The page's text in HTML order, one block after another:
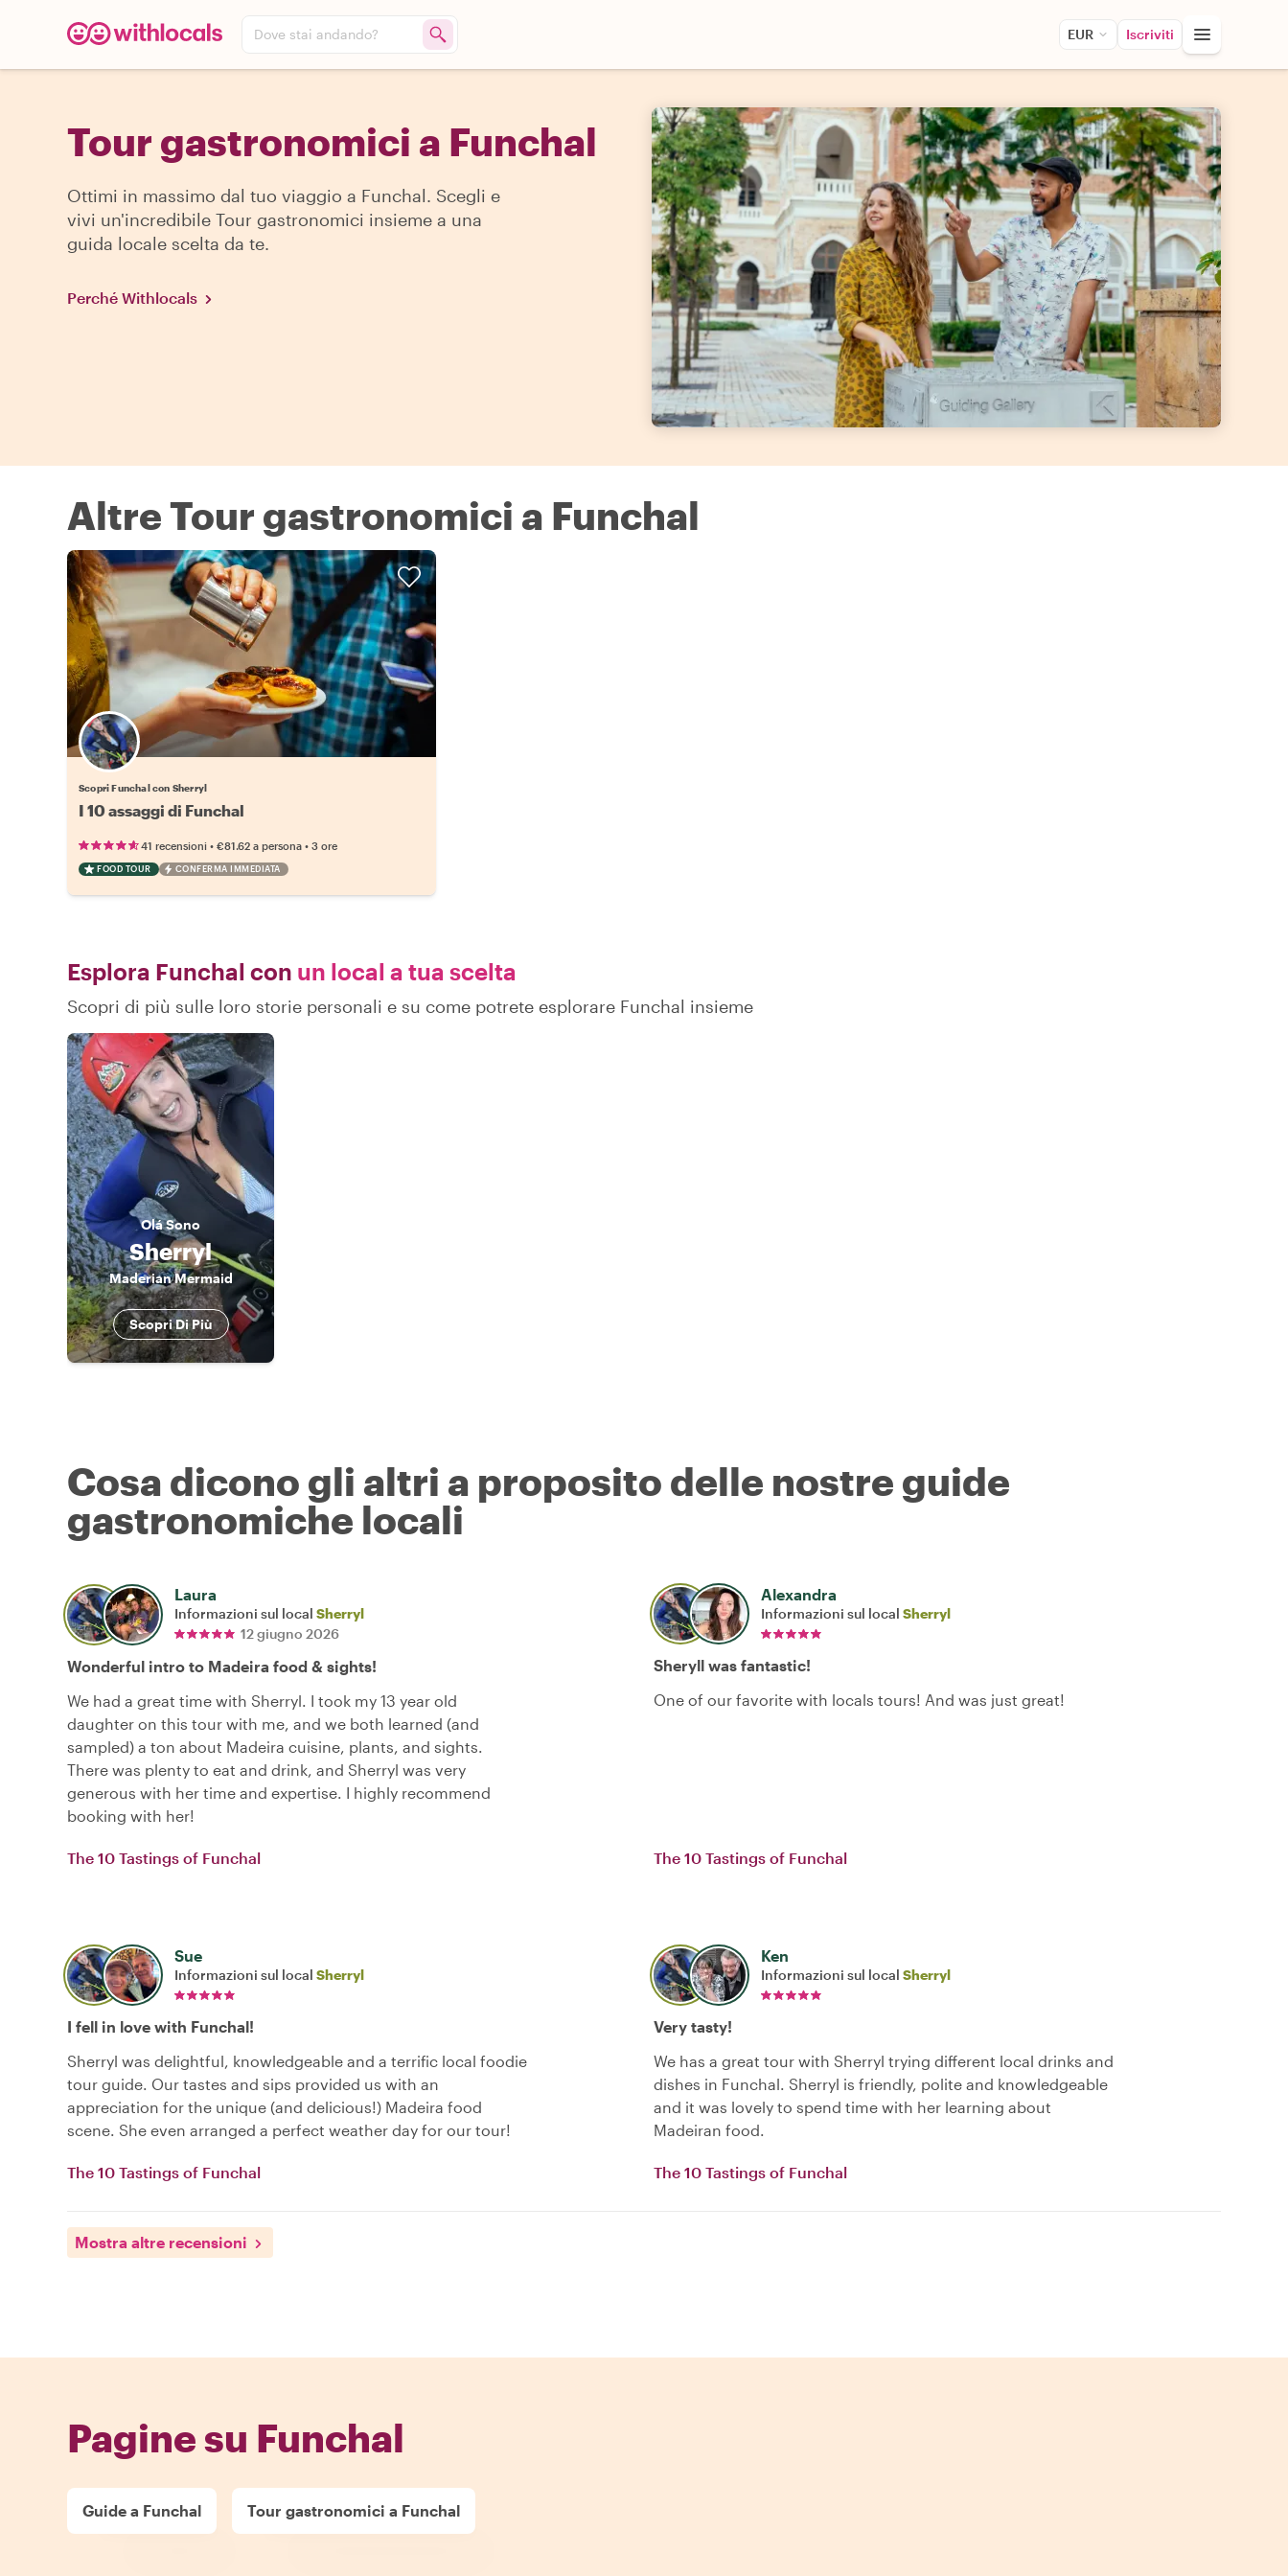
Dove stai andando? EUR Iscriviti
Tour gastronomici a Funchal
Ottimi in massimo dal tuo viaggio a Funchal. Scegli e
vivi un'incredibile Tour gastronomici insieme a una
guida locale scelta da te.
Perché Withlocals
Altre Tour gastronomici a Funchal
Scopri Funchal con Sherryl
I 10 assaggi di Funchal
41 recensioni • €81.62 a persona • 3 ore
FOOD TOUR CONFERMA IMMEDIATA
Esplora Funchal con un local a tua scelta
Scopri di più sulle loro storie personali e su come potrete esplorare Funchal insieme
OláSono
Sherryl
Maderian Mermaid
Scopri Di Più
Cosa dicono gli altri a proposito delle nostre guide
gastronomiche locali
Laura
Informazioni sul local Sherryl
12 giugno 2026
Wonderful intro to Madeira food & sights!
We had a great time with Sherryl. I took my 13 year old
daughter on this tour with me, and we both learned (and
sampled) a ton about Madeira cuisine, plants, and sights.
There was plenty to eat and drink, and Sherryl was very
generous with her time and expertise. I highly recommend
booking with her!
The 10 Tastings of Funchal
Alexandra
Informazioni sul local Sherryl
Sheryll was fantastic!
One of our favorite with locals tours! And was just great!
The 10 Tastings of Funchal
Sue
Informazioni sul local Sherryl
I fell in love with Funchal!
Sherryl was delightful, knowledgeable and a terrific local foodie
tour guide. Our tastes and sips provided us with an
appreciation for the unique (and delicious!) Madeira food
scene. She even arranged a perfect weather day for our tour!
The 10 Tastings of Funchal
Ken
Informazioni sul local Sherryl
Very tasty!
We has a great tour with Sherryl trying different local drinks and
dishes in Funchal. Sherryl is friendly, polite and knowledgeable
and it was lovely to spend time with her learning about
Madeiran food.
The 10 Tastings of Funchal
Mostra altre recensioni
Pagine su Funchal
Guide a Funchal Tour gastronomici a Funchal